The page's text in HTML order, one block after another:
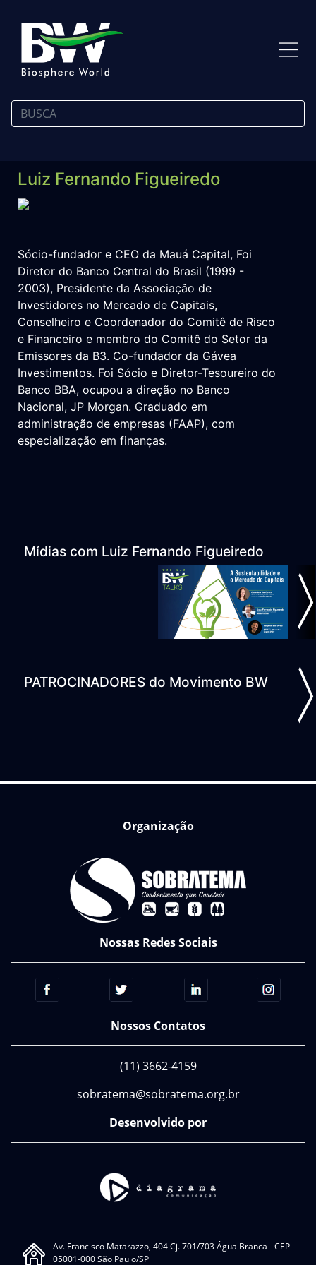
Luiz Fernando Figueiredo
Sócio-fundador e CEO da Mauá Capital, Foi
Diretor do Banco Central do Brasil (1999 -
2003), Presidente da Associação de
Investidores no Mercado de Capitais,
Conselheiro e Coordenador do Comitê de Risco
e Financeiro e membro do Comitê do Setor da
Emissores da B3. Co-fundador da Gávea
Investimentos. Foi Sócio e Diretor-Tesoureiro do
Banco BBA, ocupou a direção no Banco
Nacional, JP Morgan. Graduado em
administração de empresas (FAAP), com
especialização em finanças.
Mídias com Luiz Fernando Figueiredo
PATROCINADORES do Movimento BW
Organização
Nossas Redes Sociais
Nossos Contatos
(11) 3662-4159
sobratema@sobratema.org.br
Desenvolvido por
Av. Francisco Matarazzo, 404 Cj. 701/703 Água Branca - CEP
05001-000 São Paulo/SP